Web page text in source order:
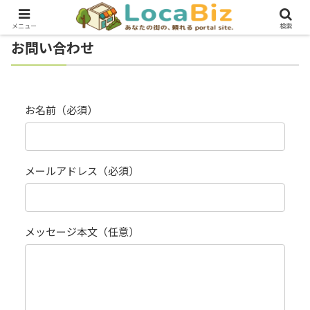
お問い合わせ
お名前（必須）
メールアドレス（必須）
メッセージ本文（任意）
メニュー 検索